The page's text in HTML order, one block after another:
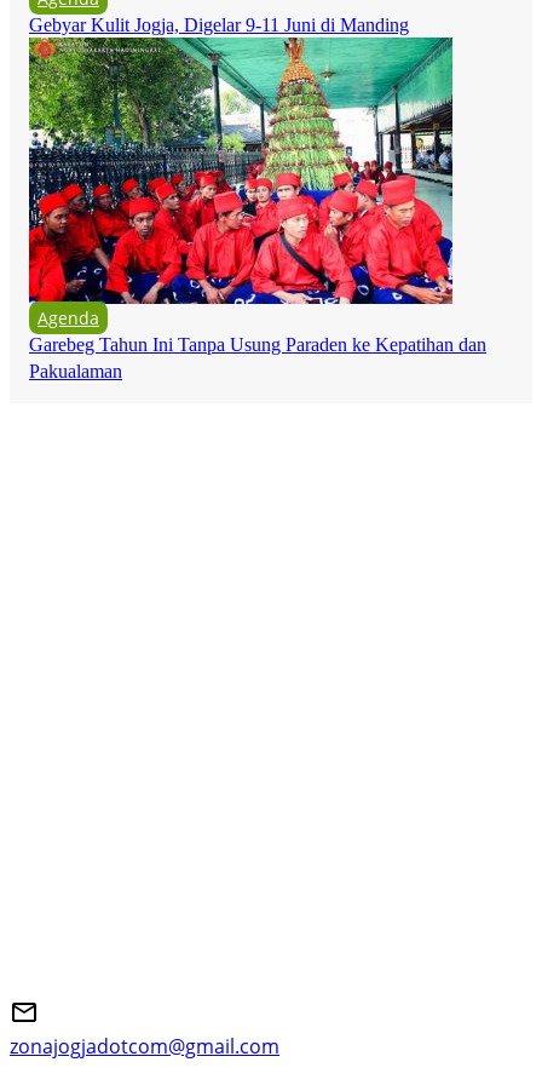
Gebyar Kulit Jogja, Digelar 9-11 Juni di Manding
Agenda
Garebeg Tahun Ini Tanpa Usung Paraden ke Kepatihan dan
Pakualaman
zonajogjadotcom@gmail.com